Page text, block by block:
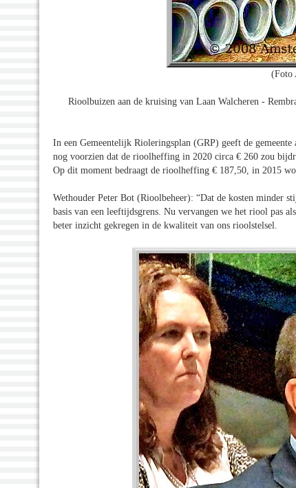
(Foto
Rioolbuizen aan de kruising van Laan Walcheren -
In een Gemeentelijk Rioleringsplan (GRP) geeft de
nog voorzien dat de rioolheffing in 2020 circa € 260 zou
Op dit moment bedraagt de rioolheffing € 187,50, in 2015
Wethouder Peter Bot (Rioolbeheer): “Dat de kosten minder
basis van een leeftijdsgrens. Nu vervangen we het riool pas
beter inzicht gekregen in de kwaliteit van ons rioolstelsel.